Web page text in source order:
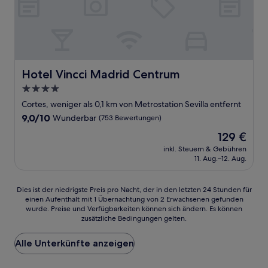
Hotel Vincci Madrid Centrum
Hotel Vincci Madrid Centrum
4.0-
Sterne-
Unterkunft
Cortes, weniger als 0,1 km von Metrostation Sevilla entfernt
9.0
9,0/10 Wunderbar (753 Bewertungen)
Der
Preis
beträgt
129 €
inkl. Steuern & Gebühren
11. Aug.–12. Aug.
Dies
der
Preis
pro
Nacht,
Dies ist der niedrigste Preis pro Nacht, der in den letzten 24 Stunden für
einen Aufenthalt mit 1 Übernachtung von 2 Erwachsenen gefunden
wurde. Preise und Verfügbarkeiten können sich ändern. Es können
zusätzliche Bedingungen gelten.
Alle Unterkünfte anzeigen